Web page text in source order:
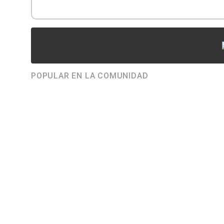
POPULAR EN LA COMUNIDAD